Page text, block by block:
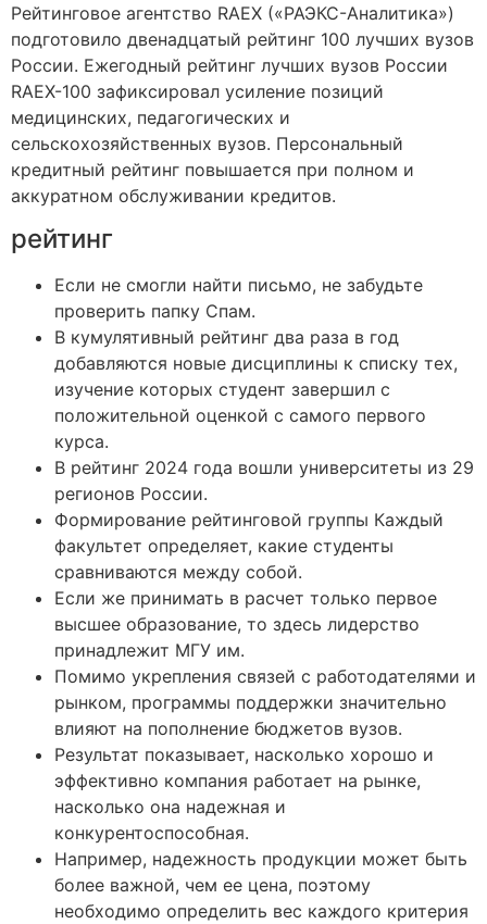
Рейтинговое агентство RAEX («РАЭКС-Аналитика»)
подготовило двенадцатый рейтинг 100 лучших вузов
России. Ежегодный рейтинг лучших вузов России
RAEX-100 зафиксировал усиление позиций
медицинских, педагогических и
сельскохозяйственных вузов. Персональный
кредитный рейтинг повышается при полном и
аккуратном обслуживании кредитов.
рейтинг
Если не смогли найти письмо, не забудьте
проверить папку Спам.
В кумулятивный рейтинг два раза в год
добавляются новые дисциплины к списку тех,
изучение которых студент завершил с
положительной оценкой с самого первого
курса.
В рейтинг 2024 года вошли университеты из 29
регионов России.
Формирование рейтинговой группы Каждый
факультет определяет, какие студенты
сравниваются между собой.
Если же принимать в расчет только первое
высшее образование, то здесь лидерство
принадлежит МГУ им.
Помимо укрепления связей с работодателями и
рынком, программы поддержки значительно
влияют на пополнение бюджетов вузов.
Результат показывает, насколько хорошо и
эффективно компания работает на рынке,
насколько она надежная и
конкурентоспособная.
Например, надежность продукции может быть
более важной, чем ее цена, поэтому
необходимо определить вес каждого критерия